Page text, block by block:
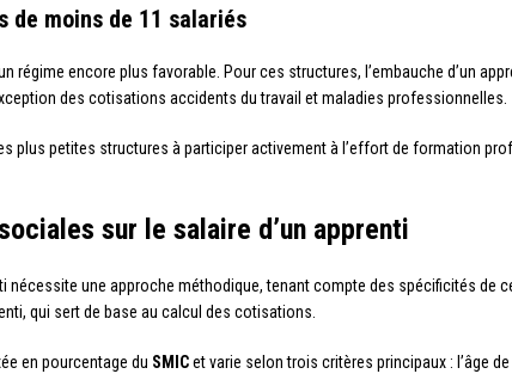
de moins de 11 salariés
régime encore plus favorable. Pour ces structures, l’embauche d’un
des cotisations accidents du travail et maladies professionnelles.
plus petites structures à participer activement à l’effort de formation
sur le salaire d’un apprenti
nécessite une approche méthodique, tenant compte des spécificités de
qui sert de base au calcul des cotisations.
en pourcentage du SMICet varie selon trois critères principaux : l’âge